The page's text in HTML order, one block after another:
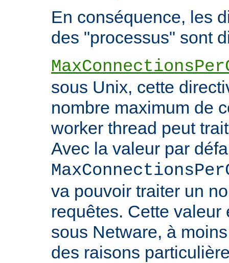
En conséquence, les
des "processus" sont
sous Unix, cette
nombre maximum de
worker thread peut
Avec la valeur par
va pouvoir traiter un
requêtes. Cette valeur
sous Netware, à
des raisons